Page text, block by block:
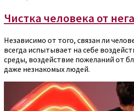
Чистка человека от
Независимо от того, связан ли
всегда испытывает на себе
среды, воздействие пожеланий от
даже незнакомых людей.